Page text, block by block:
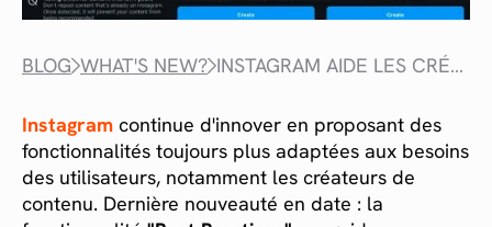
BLOG WHAT'S NEW? INSTAGRAM AIDE LES CRÉATEURS DE CONTENU AVEC LA NOUVELLE FONCTION « BEST PRACTICES »
Instagram continue d'innover en proposant des
fonctionnalités toujours plus adaptées aux besoins
des utilisateurs, notamment les créateurs de
contenu. Dernière nouveauté en date : la